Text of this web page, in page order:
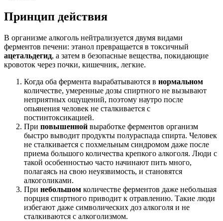
Принцип действия
В организме алкоголь нейтрализуется двумя видами
ферментов печени: этанол превращается в токсичный
ацетальдегид, а затем в безопасные вещества, покидающие
кровоток через почки, кишечник, легкие.
Когда оба фермента вырабатываются в нормальном
количестве, умеренные дозы спиртного не вызывают
неприятных ощущений, поэтому наутро после
опьянения человек не сталкивается с
постинтоксикацией.
При повышенной выработке ферментов организм
быстро выводит продукты полураспада спирта. Человек
не сталкивается с похмельным синдромом даже после
приема большого количества крепкого алкоголя. Люди с
такой особенностью часто начинают пить много,
полагаясь на свою неуязвимость, и становятся
алкоголиками.
При небольшом количестве ферментов даже небольшая
порция спиртного приводит к отравлению. Такие люди
избегают даже символических доз алкоголя и не
сталкиваются с алкоголизмом.